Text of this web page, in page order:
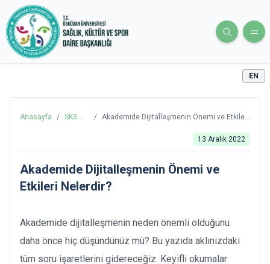
EN
Anasayfa / SKS
/ Akademide Dijitalleşmenin Önemi ve Etkileri
13 Aralık 2022
Akademide Dijitalleşmenin Önemi ve
Etkileri Nelerdir?
Akademide dijitalleşmenin neden önemli olduğunu
daha önce hiç düşündünüz mü? Bu yazıda aklınızdaki
tüm soru işaretlerini gidereceğiz. Keyifli okumalar